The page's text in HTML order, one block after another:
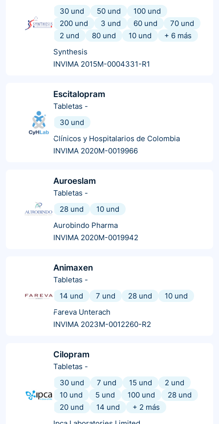
30 und
50 und
100 und
200 und
3 und 60 und
70 und
2 und
80 und 10 und + 6 más
Synthesis
INVIMA 2015M-0004331-R1
Escitalopram
Tabletas -
30 und
Clínicos y Hospitalarios de Colombia
INVIMA 2020M-0019966
Auroeslam
Tabletas -
28 und
10 und
Aurobindo Pharma
INVIMA 2020M-0019942
Animaxen
Tabletas -
14 und
7 und 28 und
10 und
Fareva Unterach
INVIMA 2023M-0012260-R2
Cilopram
Tabletas -
30 und
7 und 15 und
2 und
10 und
5 und 100 und
28 und
20 und
14 und + 2 más